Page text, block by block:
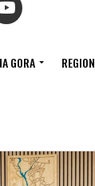
GORA REGION